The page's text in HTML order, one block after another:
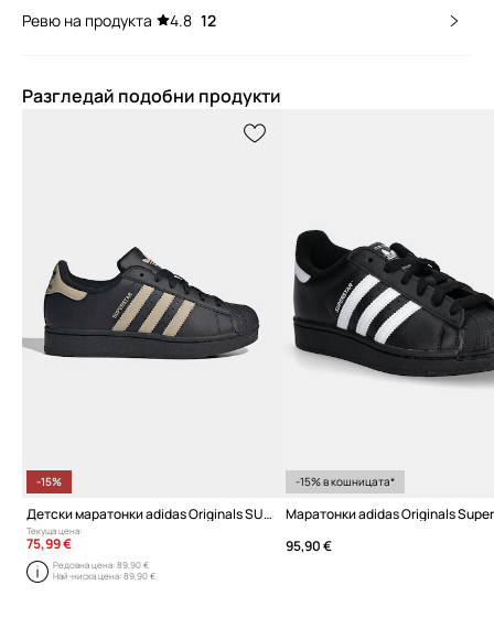
Ревю на продукта 4.8 12
Разгледай подобни продукти
-15%
Детски маратонки adidas Originals SUPERSTAR II
Текуща цена:
75,99 €
Редовна цена:89,90 €
Най-ниска цена:89,90 €
-15% в кошницата*
Маратонки adidas Originals
95,90 €